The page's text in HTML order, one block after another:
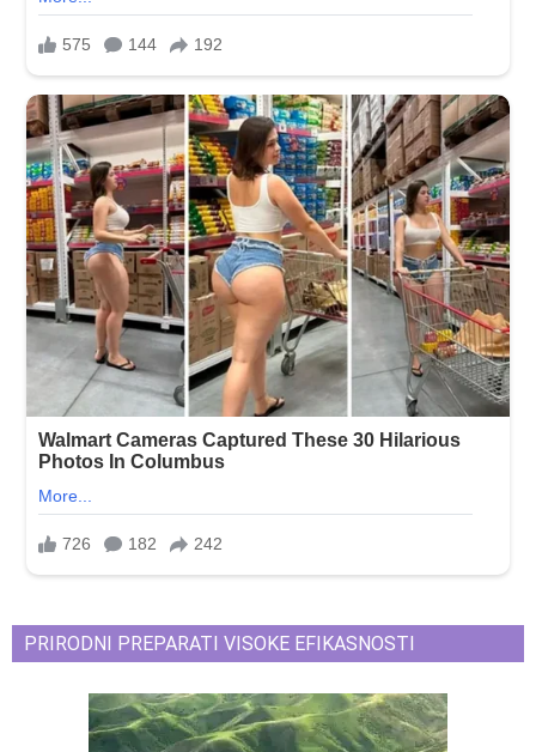
PRIRODNI PREPARATI VISOKE EFIKASNOSTI